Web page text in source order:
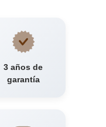
3 años de
garantía